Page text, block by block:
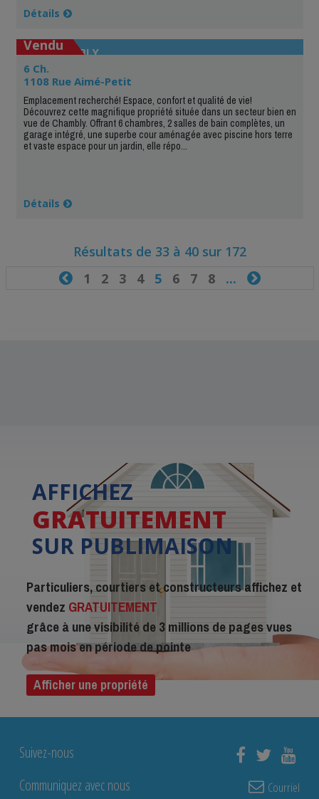
Détails
CHAMBLY
Vendu
6 Ch.
1108 Rue Aimé-Petit
Emplacement recherché! Espace, confort et qualité de vie!
Découvrez cette magnifique propriété située dans un secteur bien en
vue de Chambly. Offrant 6 chambres, 2 salles de bain complètes, un
garage intégré, une superbe cour aménagée avec piscine hors terre
et vaste espace pour un jardin, elle répo...
Détails
Résultats de 33 à 40 sur 172
 1 2 3 45 6 7 8... 
AFFICHEZ
GRATUITEMENT
SUR PUBLIMAISON
Particuliers, courtiers et constructeurs affichez et
vendez GRATUITEMENT
grâce à une visibilité de 3 millions de pages vues
pas mois en période de pointe
Afficher une propriété
Suivez-nous
Communiquez avec nous
Courriel